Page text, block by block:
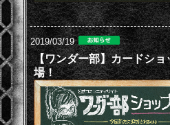
2019/03/19
【ワンダー部】カードショ
場！